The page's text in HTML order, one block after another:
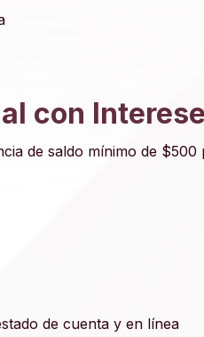
con
de saldo mínimo de
de cuenta y en línea